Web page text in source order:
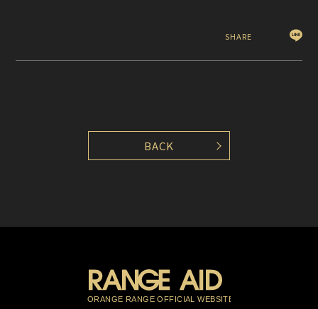
SHARE
BACK